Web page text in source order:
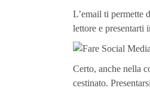
L’email ti permette
lettore e presentarti
Certo, anche nella
cestinato.